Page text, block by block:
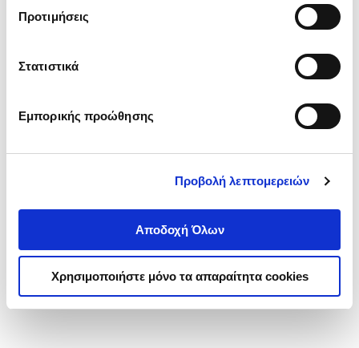
Προτιμήσεις
Στατιστικά
Εμπορικής προώθησης
Προβολή λεπτομερειών
Αποδοχή Όλων
Χρησιμοποιήστε μόνο τα απαραίτητα cookies